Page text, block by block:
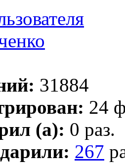
31884
24
(а): 0 раз.
267